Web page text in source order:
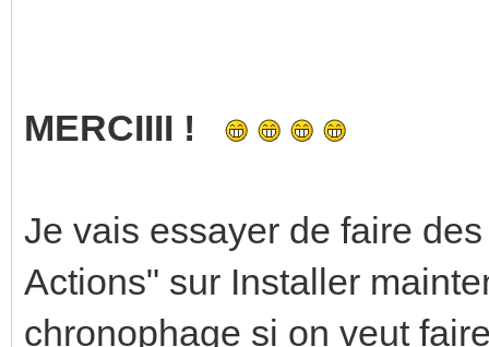
MERCIIII !
Je vais essayer de faire
Actions" sur Installer
chronophage si on veut